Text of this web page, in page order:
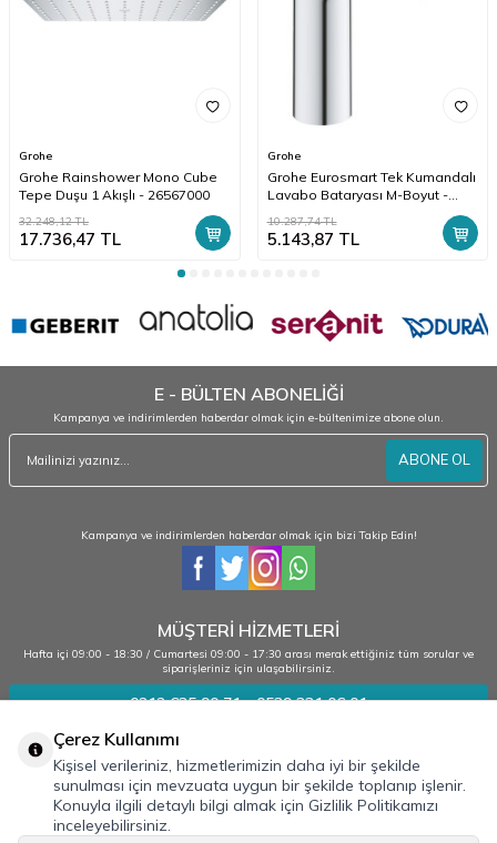
Grohe
Grohe Rainshower Mono Cube
Tepe Duşu 1 Akışlı - 26567000
32.248,12TL
17.736,47 TL
Grohe
Grohe Eurosmart Tek Kumandalı
Lavabo Bataryası M-Boyut -
10.287,74TL
5.143,87 TL
E - BÜLTEN ABONELİĞİ
Kampanya ve indirimlerden haberdar olmak için e-bültenimize abone olun.
ABONE OL
Kampanya ve indirimlerden haberdar olmak için bizi Takip Edin!
MÜŞTERİ HİZMETLERİ
Hafta içi 09:00 - 18:30 / Cumartesi 09:00 - 17:30 arası merak ettiğiniz tüm sorular ve
siparişleriniz için ulaşabilirsiniz.
0212 635 90 71 - 0539 331 06 01
Kurumsal
Bilgilendirme
Çerez Kullanımı
Kişisel verileriniz, hizmetlerimizin daha iyi bir şekilde
sunulması için mevzuata uygun bir şekilde toplanıp işlenir.
Konuyla ilgili detaylı bilgi almak için Gizlilik Politikamızı
inceleyebilirsiniz.